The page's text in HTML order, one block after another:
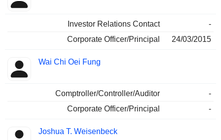
Investor Relations Contact
-
Corporate Officer/Principal
24/03/2015
Wai Chi Oei Fung
Comptroller/Controller/Auditor
-
Corporate Officer/Principal
-
Joshua T. Weisenbeck